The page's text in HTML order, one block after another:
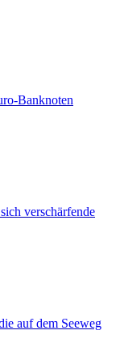
Banknoten
verschärfende
auf dem Seeweg